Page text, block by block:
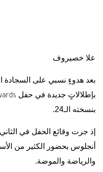
علا خصيروف
بعد هدوءٍ نسبي على السجادة
بإطلالاتٍ جديدة في حفل
بنسخته الـ24.
إذ جرت وقائع الحفل في
أنجلوس بحضور الكثير من
والرياضة والموضة.